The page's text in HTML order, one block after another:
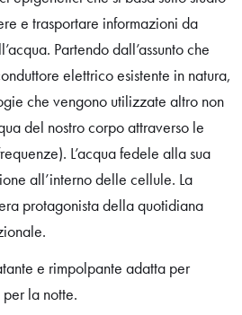
e trasportare informazioni da
Partendo dall’assunto che
elettrico esistente in natura,
che vengono utilizzate altro non
del nostro corpo attraverso le
L’acqua fedele alla sua
all’interno delle cellule. La
protagonista della quotidiana
e rimpolpante adatta per
la notte.